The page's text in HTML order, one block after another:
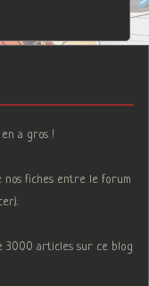
a gros !
nos fiches entre le forum
3000 articles sur ce blog